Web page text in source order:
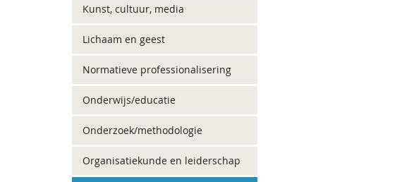
Kunst, cultuur, media
Lichaam en geest
Normatieve professionalisering
Onderwijs/educatie
Onderzoek/methodologie
Organisatiekunde en leiderschap